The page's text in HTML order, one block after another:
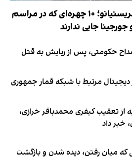
لیست ممنوعه کریستیانو؛ ۱۰ چهره‌ای که در مراسم
جایی ندارند
حکومتی، پس از ربایش به قتل
دیجیتال مرتبط با شبکه قمار جمهوری
تعقیب کیفری محمدباقر خرازی،
خبر داد
که میان رفتن، دیده شدن و بازگشت